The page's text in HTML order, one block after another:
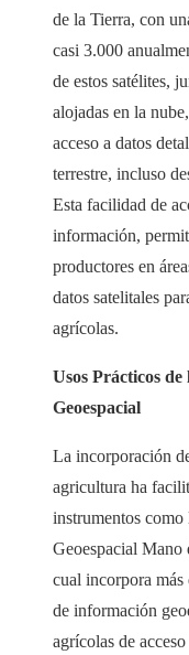
de la Tierra, con
casi 3.000
de estos satélites,
alojadas en la
acceso a datos
terrestre, incluso
Esta facilidad de
información,
productores en
datos satelitales
agrícolas.
Usos Prácticos de
Geoespacial
La incorporación
agricultura ha
instrumentos como
Geoespacial
cual incorpora más
de información
agrícolas de